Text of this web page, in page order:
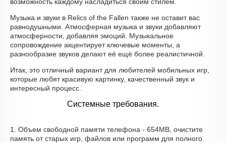
Музыка и звуки в Relics of the Fallen также не оставит вас
равнодушными. Атмосферная музыка и звуки добавляют
атмосферности, добавляя эмоций. Музыкальное
сопровождение акцентирует ключевые моменты, а
разнообразие звуков делают её ещё более реалистичной.
Итак, это отличный вариант для любителей мобильных игр,
которые любят красивую картинку, качественный звук и
интересный процесс.
Системные требования.
1. Объем свободной памяти телефона - 654MB, очистите
память от старых игр, файлов или программ для полного.